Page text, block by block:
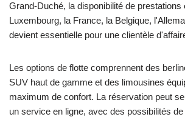
Grand-Duché, la disponibilité de prestations
Luxembourg, la France, la Belgique,
devient essentielle pour une clientèle
Les options de flotte comprennent des
SUV haut de gamme et des limousines
maximum de confort. La réservation peut
un service en ligne, avec des possibilités